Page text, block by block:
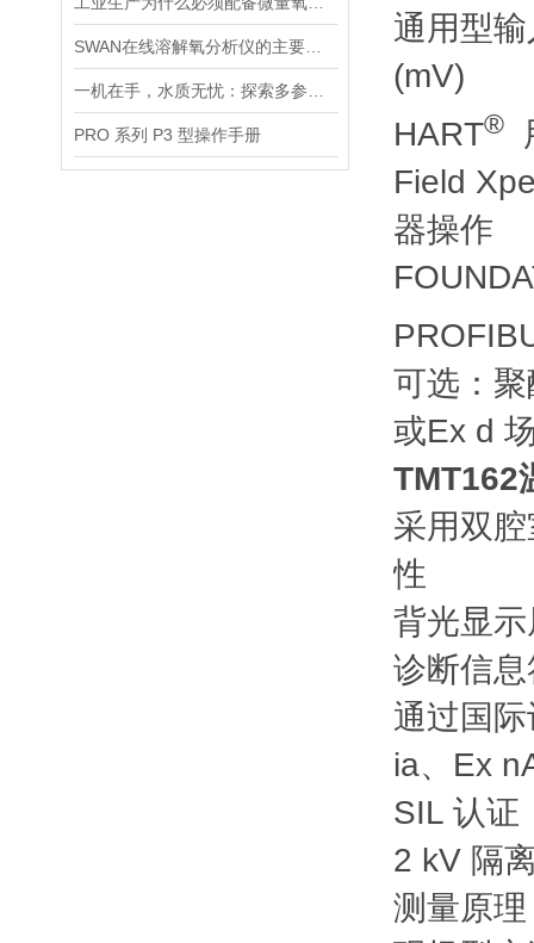
PRO 系列 P3 型操作手册
通用型
(mV)
HART®
Field
器操作
可选：
或Ex d
TMT162
采用双
性
背光显
诊断信
通过国
ia、Ex
SIL 认证
2 kV 隔
测量原理